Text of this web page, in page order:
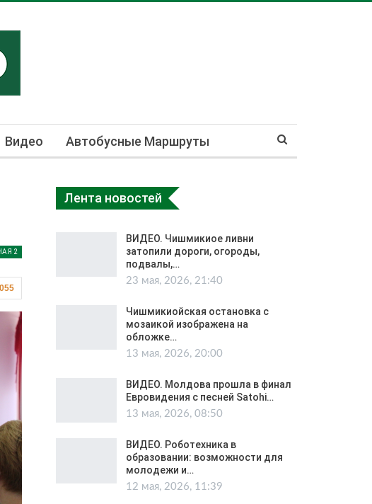
Видео Автобусные Маршруты
2
Лента новостей
ВИДЕО. Чишмикиое ливни
затопили дороги, огороды,
подвалы,…
23 мая, 2026, 21:40
Чишмикиойская остановка с
мозаикой изображена на
обложке…
13 мая, 2026, 20:00
ВИДЕО. Молдова прошла в финал
Евровидения с песней Satohi…
13 мая, 2026, 08:50
ВИДЕО. Роботехника в
образовании: возможности для
молодежи и…
12 мая, 2026, 11:39